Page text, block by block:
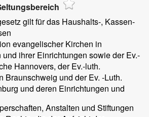
gilt für das Haushalts-, Kassen-
evangelischer Kirchen in
ihrer Einrichtungen sowie der Ev.-
Hannovers, der Ev.-luth.
Braunschweig und der Ev. -Luth.
und deren Einrichtungen und
Anstalten und Stiftungen